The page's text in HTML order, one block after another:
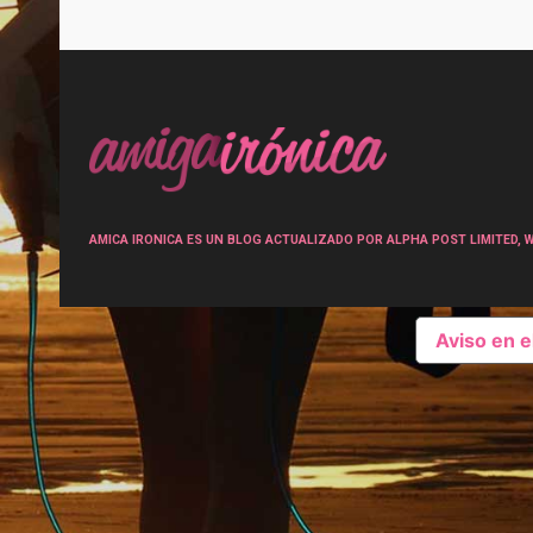
AMICA IRONICA ES UN BLOG ACTUALIZADO POR ALPHA POST
Aviso en